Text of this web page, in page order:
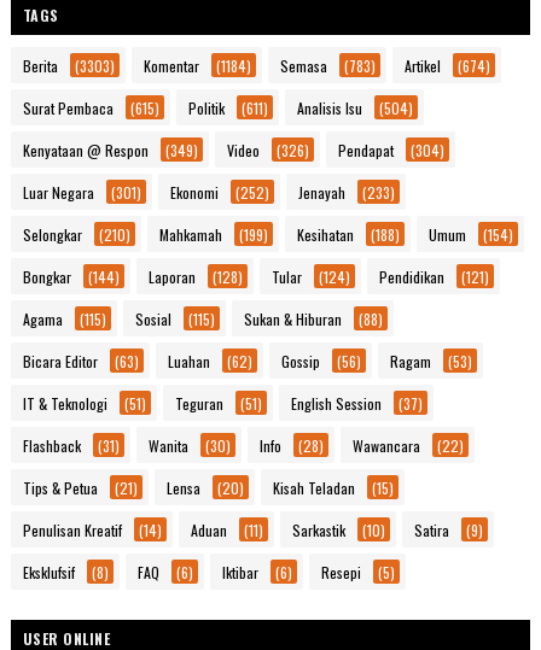
TAGS
Berita (3303) Komentar (1184) Semasa (783) Artikel (674)
Surat Pembaca (615) Politik (611) Analisis Isu (504)
Kenyataan @ Respon (349) Video (326) Pendapat (304)
Luar Negara (301) Ekonomi (252) Jenayah (233)
Selongkar (210) Mahkamah (199) Kesihatan (188) Umum (154)
Bongkar (144) Laporan (128) Tular (124) Pendidikan (121)
Agama (115) Sosial (115) Sukan & Hiburan (88)
Bicara Editor (63) Luahan (62) Gossip (56) Ragam (53)
IT & Teknologi (51) Teguran (51) English Session (37)
Flashback (31) Wanita (30) Info (28) Wawancara (22)
Tips & Petua (21) Lensa (20) Kisah Teladan (15)
Penulisan Kreatif (14) Aduan (11) Sarkastik (10) Satira (9)
Eksklufsif (8) FAQ (6) Iktibar (6) Resepi (5)
USER ONLINE